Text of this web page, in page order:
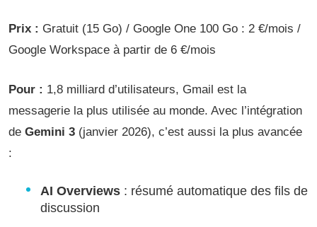
Prix : Gratuit (15 Go) / Google One 100 Go : 2 €/mois /
Google Workspace à partir de 6 €/mois
Pour : 1,8 milliard d’utilisateurs, Gmail est la
messagerie la plus utilisée au monde. Avec l’intégration
de Gemini 3 (janvier 2026), c’est aussi la plus avancée
:
AI Overviews : résumé automatique des fils de
discussion